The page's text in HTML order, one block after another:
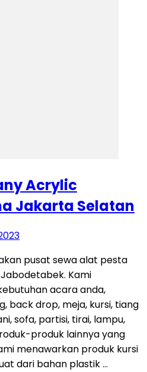
Acrylic
Jakarta Selatan
pusat sewa alat pesta
Kami
acara anda,
back drop, meja, kursi, tiang
sofa, partisi, tirai, lampu,
produk lainnya yang
menawarkan produk kursi
dari bahan plastik …